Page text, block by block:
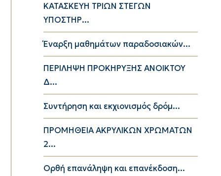
ΚΑΤΑΣΚΕΥΗ ΤΡΙΩΝ ΣΤΕΓΩΝ
ΥΠΟΣΤΗΡ...
Έναρξη μαθημάτων παραδοσιακών...
ΠΕΡΙΛΗΨΗ ΠΡΟΚΗΡΥΞΗΣ ΑΝΟΙΚΤΟΥ
Δ...
Συντήρηση και εκχιονισμός δρόμ...
ΠΡΟΜΗΘΕΙΑ ΑΚΡΥΛΙΚΩΝ ΧΡΩΜΑΤΩΝ
2...
Ορθή επανάληψη και επανέκδοση...